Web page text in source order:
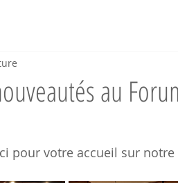
au
pour votre accueil sur